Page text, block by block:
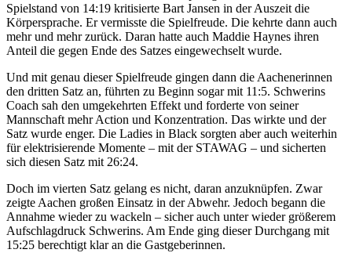
Spielstand von 14:19 kritisierte Bart Jansen in der Auszeit die
Körpersprache. Er vermisste die Spielfreude. Die kehrte dann auch
mehr und mehr zurück. Daran hatte auch Maddie Haynes ihren
Anteil die gegen Ende des Satzes eingewechselt wurde.
Und mit genau dieser Spielfreude gingen dann die Aachenerinnen
den dritten Satz an, führten zu Beginn sogar mit 11:5. Schwerins
Coach sah den umgekehrten Effekt und forderte von seiner
Mannschaft mehr Action und Konzentration. Das wirkte und der
Satz wurde enger. Die Ladies in Black sorgten aber auch weiterhin
für elektrisierende Momente – mit der STAWAG – und sicherten
sich diesen Satz mit 26:24.
Doch im vierten Satz gelang es nicht, daran anzuknüpfen. Zwar
zeigte Aachen großen Einsatz in der Abwehr. Jedoch begann die
Annahme wieder zu wackeln – sicher auch unter wieder größerem
Aufschlagdruck Schwerins. Am Ende ging dieser Durchgang mit
15:25 berechtigt klar an die Gastgeberinnen.